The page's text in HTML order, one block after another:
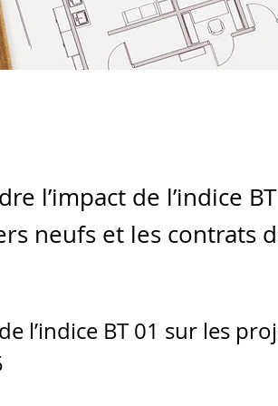
l’impact de l’indice
neufs et les contrats
l’indice BT 01 sur les